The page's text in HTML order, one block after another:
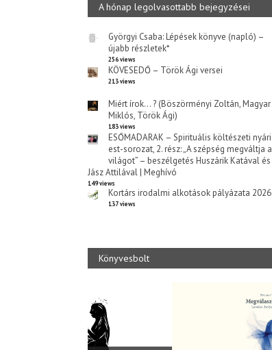
A hónap legolvasottabb bejegyzései
Györgyi Csaba: Lépések könyve (napló) –
újabb részletek*
256 views
KÖVESEDŐ – Török Ági versei
213 views
Miért írok… ? (Böszörményi Zoltán, Magyar
Miklós, Török Ági)
183 views
ESŐMADARAK – Spirituális költészeti nyári
est-sorozat, 2. rész: „A szépség megváltja a
világot” – beszélgetés Huszárik Katával és
Jász Attilával | Meghívó
149 views
Kortárs irodalmi alkotások pályázata 2026
137 views
Könyvesbolt